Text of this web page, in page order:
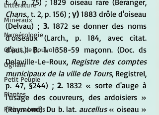
Littérature
Minéraux
Numérologie
Objets de pouvoir
Ogham
Petit Peuple
Plantes
Pleines Lunes
Chans., t. 2, p. 156) ; γ) 1883 drôle d'oiseau
(Delvau) ; 3. 1872 se donner des noms
d'oiseaux (Larch., p. 184, avec citat.
d'aut.). B. 1. 1358-59 maçonn. (Doc. ds
Delaville-Le-Roux, Registre des comptes
municipaux de la ville de Tours, RegistreI,
p. 47, §244) ; 2. 1832 « sorte d'auge à
l'usage des couvreurs, des ardoisiers »
(Raymond). Du b. lat. aucellus « oiseau »